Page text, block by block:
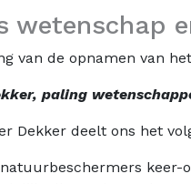
wetenschap
van de opnamen van
paling
Dekker deelt ons het
keer-